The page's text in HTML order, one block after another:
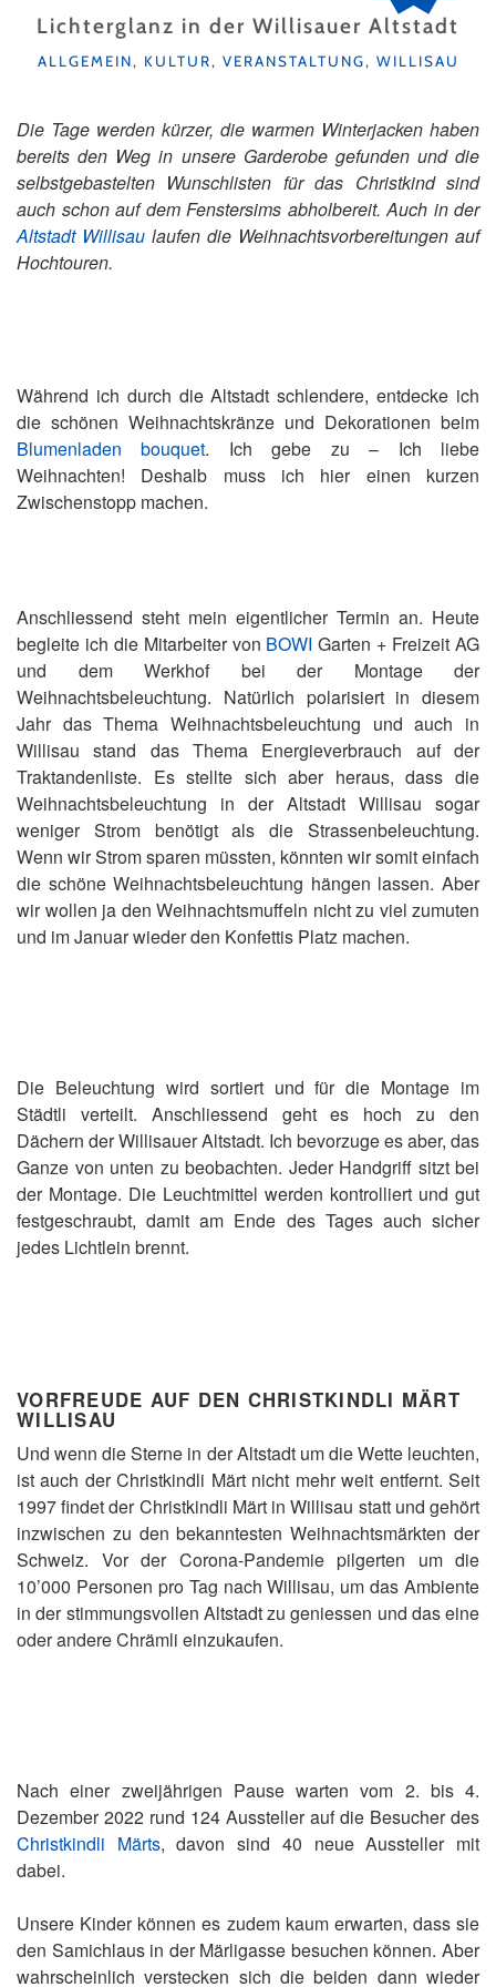
Lichterglanz in der Willisauer Altstadt
KATEGORIEN
ALLGEMEIN, KULTUR, VERANSTALTUNG, WILLISAU
Die Tage werden kürzer, die warmen Winterjacken haben
bereits den Weg in unsere Garderobe gefunden und die
selbstgebastelten Wunschlisten für das Christkind sind
auch schon auf dem Fenstersims abholbereit. Auch in der
Altstadt Willisau laufen die Weihnachtsvorbereitungen auf
Hochtouren.
Während ich durch die Altstadt schlendere, entdecke ich
die schönen Weihnachtskränze und Dekorationen beim
Blumenladen bouquet. Ich gebe zu – Ich liebe
Weihnachten! Deshalb muss ich hier einen kurzen
Zwischenstopp machen.
Anschliessend steht mein eigentlicher Termin an. Heute
begleite ich die Mitarbeiter von BOWI Garten + Freizeit AG
und dem Werkhof bei der Montage der
Weihnachtsbeleuchtung. Natürlich polarisiert in diesem
Jahr das Thema Weihnachtsbeleuchtung und auch in
Willisau stand das Thema Energieverbrauch auf der
Traktandenliste. Es stellte sich aber heraus, dass die
Weihnachtsbeleuchtung in der Altstadt Willisau sogar
weniger Strom benötigt als die Strassenbeleuchtung.
Wenn wir Strom sparen müssten, könnten wir somit einfach
die schöne Weihnachtsbeleuchtung hängen lassen. Aber
wir wollen ja den Weihnachtsmuffeln nicht zu viel zumuten
und im Januar wieder den Konfettis Platz machen.
Die Beleuchtung wird sortiert und für die Montage im
Städtli verteilt. Anschliessend geht es hoch zu den
Dächern der Willisauer Altstadt. Ich bevorzuge es aber, das
Ganze von unten zu beobachten. Jeder Handgriff sitzt bei
der Montage. Die Leuchtmittel werden kontrolliert und gut
festgeschraubt, damit am Ende des Tages auch sicher
jedes Lichtlein brennt.
VORFREUDE AUF DEN CHRISTKINDLI MÄRT
WILLISAU
Und wenn die Sterne in der Altstadt um die Wette leuchten,
ist auch der Christkindli Märt nicht mehr weit entfernt. Seit
1997 findet der Christkindli Märt in Willisau statt und gehört
inzwischen zu den bekanntesten Weihnachtsmärkten der
Schweiz. Vor der Corona-Pandemie pilgerten um die
10’000 Personen pro Tag nach Willisau, um das Ambiente
in der stimmungsvollen Altstadt zu geniessen und das eine
oder andere Chrämli einzukaufen.
Nach einer zweijährigen Pause warten vom 2. bis 4.
Dezember 2022 rund 124 Aussteller auf die Besucher des
Christkindli Märts, davon sind 40 neue Aussteller mit
dabei.
Unsere Kinder können es zudem kaum erwarten, dass sie
den Samichlaus in der Märligasse besuchen können. Aber
wahrscheinlich verstecken sich die beiden dann wieder